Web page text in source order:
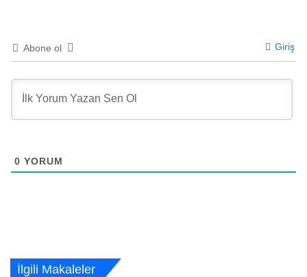
Abone ol Giriş
0 YORUM
İlgili Makaleler